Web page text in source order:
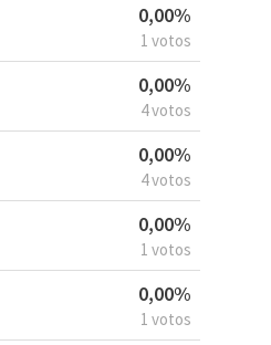
0,00%
1 votos
0,00%
4 votos
0,00%
4 votos
0,00%
1 votos
0,00%
1 votos